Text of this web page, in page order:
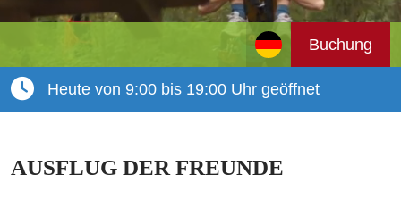
Buchung
Heute von 9:00 bis 19:00 Uhr geöffnet
AUSFLUG DER FREUNDE